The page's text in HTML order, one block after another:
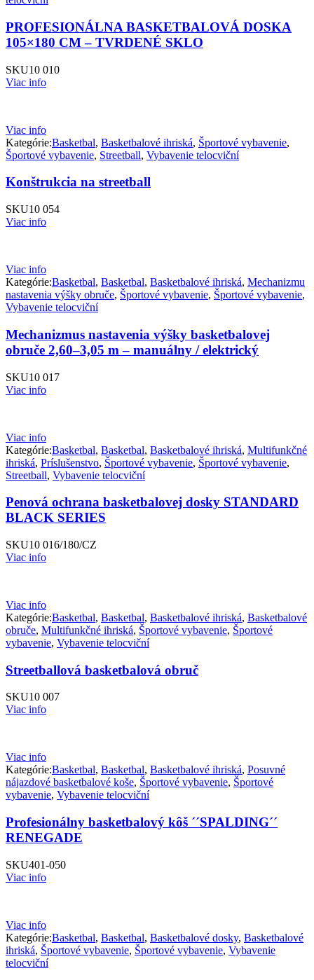
PROFESIONÁLNA BASKETBALOVÁ DOSKA
105×180 CM – TVRDENÉ SKLO
SKU10 010
Viac info
Viac info
Kategórie:Basketbal, Basketbalové ihriská, Športové vybavenie,
Športové vybavenie, Streetball, Vybavenie telocviční
Konštrukcia na streetball
SKU10 054
Viac info
Viac info
Kategórie:Basketbal, Basketbal, Basketbalové ihriská, Mechanizmu
nastavenia výšky obruče, Športové vybavenie, Športové vybavenie,
Vybavenie telocviční
Mechanizmus nastavenia výšky basketbalovej
obruče 2,60–3,05 m – manuálny / elektrický
SKU10 017
Viac info
Viac info
Kategórie:Basketbal, Basketbal, Basketbalové ihriská, Multifunkčné
ihriská, Príslušenstvo, Športové vybavenie, Športové vybavenie,
Streetball, Vybavenie telocviční
Penová ochrana basketbalovej dosky STANDARD
BLACK SERIES
SKU10 016/180/CZ
Viac info
Viac info
Kategórie:Basketbal, Basketbal, Basketbalové ihriská, Basketbalové
obruče, Multifunkčné ihriská, Športové vybavenie, Športové
vybavenie, Vybavenie telocviční
Streetballová basketbalová obruč
SKU10 007
Viac info
Viac info
Kategórie:Basketbal, Basketbal, Basketbalové ihriská, Posuvné
nájazdové basketbalové koše, Športové vybavenie, Športové
vybavenie, Vybavenie telocviční
Profesionálny basketbalový kôš ´´SPALDING´´
RENEGADE
SKU401-050
Viac info
Viac info
Kategórie:Basketbal, Basketbal, Basketbalové dosky, Basketbalové
ihriská, Športové vybavenie, Športové vybavenie, Vybavenie
telocviční